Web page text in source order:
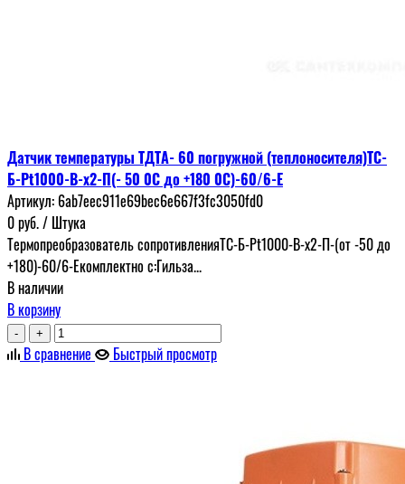
Датчик температуры ТДТА- 60 погружной (теплоносителя)ТС-
Б-Pt1000-В-x2-П(- 50 0С до +180 0С)-60/6-Е
Артикул: 6ab7eec911e69bec6e667f3fc3050fd0
0руб./ Штука
Термопреобразователь сопротивленияТС-Б-Pt1000-B-x2-П-(от -50 до
+180)-60/6-Екомплектно с:Гильза...
В наличии
В корзину
- +
В сравнение Быстрый просмотр